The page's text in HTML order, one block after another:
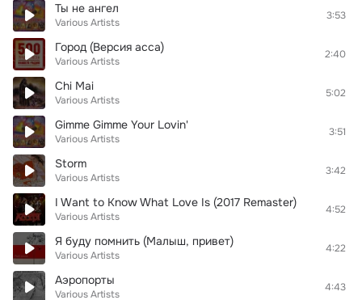
Ты не ангел
Various Artists
3:53
Город (Версия асса)
Various Artists
2:40
Chi Mai
Various Artists
5:02
Gimme Gimme Your Lovin'
Various Artists
3:51
Storm
Various Artists
3:42
I Want to Know What Love Is (2017 Remaster)
Various Artists
4:52
Я буду помнить (Малыш, привет)
Various Artists
4:22
Аэропорты
Various Artists
4:43